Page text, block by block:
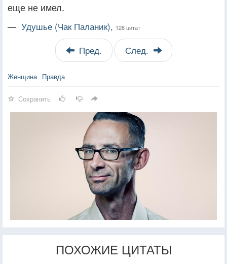
еще не имел.
— Удушье (Чак Паланик), 128 цитат
Пред. След.
Женщина Правда
Сохранить
ПОХОЖИЕ ЦИТАТЫ